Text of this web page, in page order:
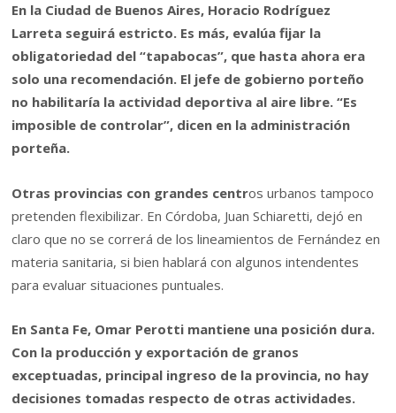
En la Ciudad de Buenos Aires, Horacio Rodríguez
Larreta seguirá estricto. Es más, evalúa fijar la
obligatoriedad del “tapabocas”, que hasta ahora era
solo una recomendación. El jefe de gobierno porteño
no habilitaría la actividad deportiva al aire libre. “Es
imposible de controlar”, dicen en la administración
porteña.
Otras provincias con grandes centros urbanos tampoco
pretenden flexibilizar. En Córdoba, Juan Schiaretti, dejó en
claro que no se correrá de los lineamientos de Fernández en
materia sanitaria, si bien hablará con algunos intendentes
para evaluar situaciones puntuales.
En Santa Fe, Omar Perotti mantiene una posición dura.
Con la producción y exportación de granos
exceptuadas, principal ingreso de la provincia, no hay
decisiones tomadas respecto de otras actividades.